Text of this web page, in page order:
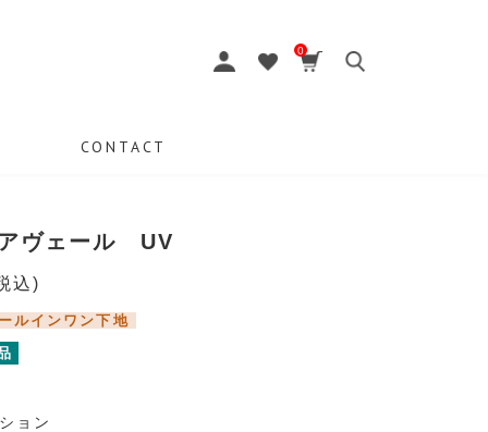
0
CONTACT
ヴェール UV
込)
ルインワン下地
ョン